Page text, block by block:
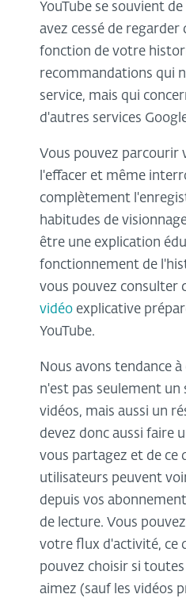
YouTube se souvient
avez cessé de regarder
fonction de votre
recommandations qui
service, mais qui
d'autres services
Vous pouvez parcourir
l'effacer et même
complètement
habitudes de
être une explication
fonctionnement de
vous pouvez consulter
vidéo explicative
YouTube.
Nous avons tendance
n'est pas seulement un
vidéos, mais aussi un
devez donc aussi faire
vous partagez et de ce
utilisateurs peuvent
depuis vos
de lecture. Vous
votre flux d'activité, ce
pouvez choisir si
aimez (sauf les vidéos